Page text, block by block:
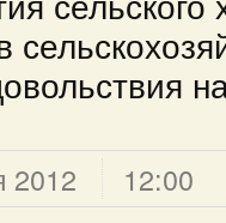
2012 12:00